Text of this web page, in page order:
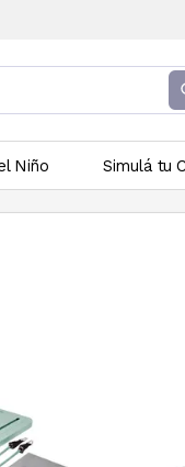
Niño Simulá tu